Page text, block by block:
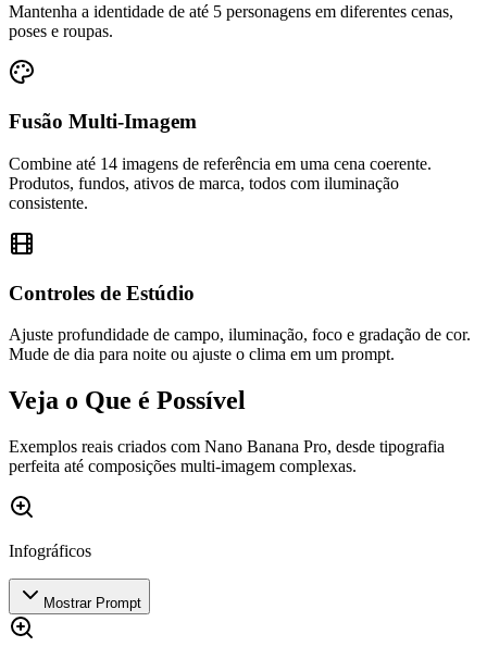
Mantenha a identidade de até 5 personagens em diferentes cenas,
poses e roupas.
Fusão Multi-Imagem
Combine até 14 imagens de referência em uma cena coerente.
Produtos, fundos, ativos de marca, todos com iluminação
consistente.
Controles de Estúdio
Ajuste profundidade de campo, iluminação, foco e gradação de cor.
Mude de dia para noite ou ajuste o clima em um prompt.
Veja o Que é Possível
Exemplos reais criados com Nano Banana Pro, desde tipografia
perfeita até composições multi-imagem complexas.
Infográficos
Mostrar Prompt